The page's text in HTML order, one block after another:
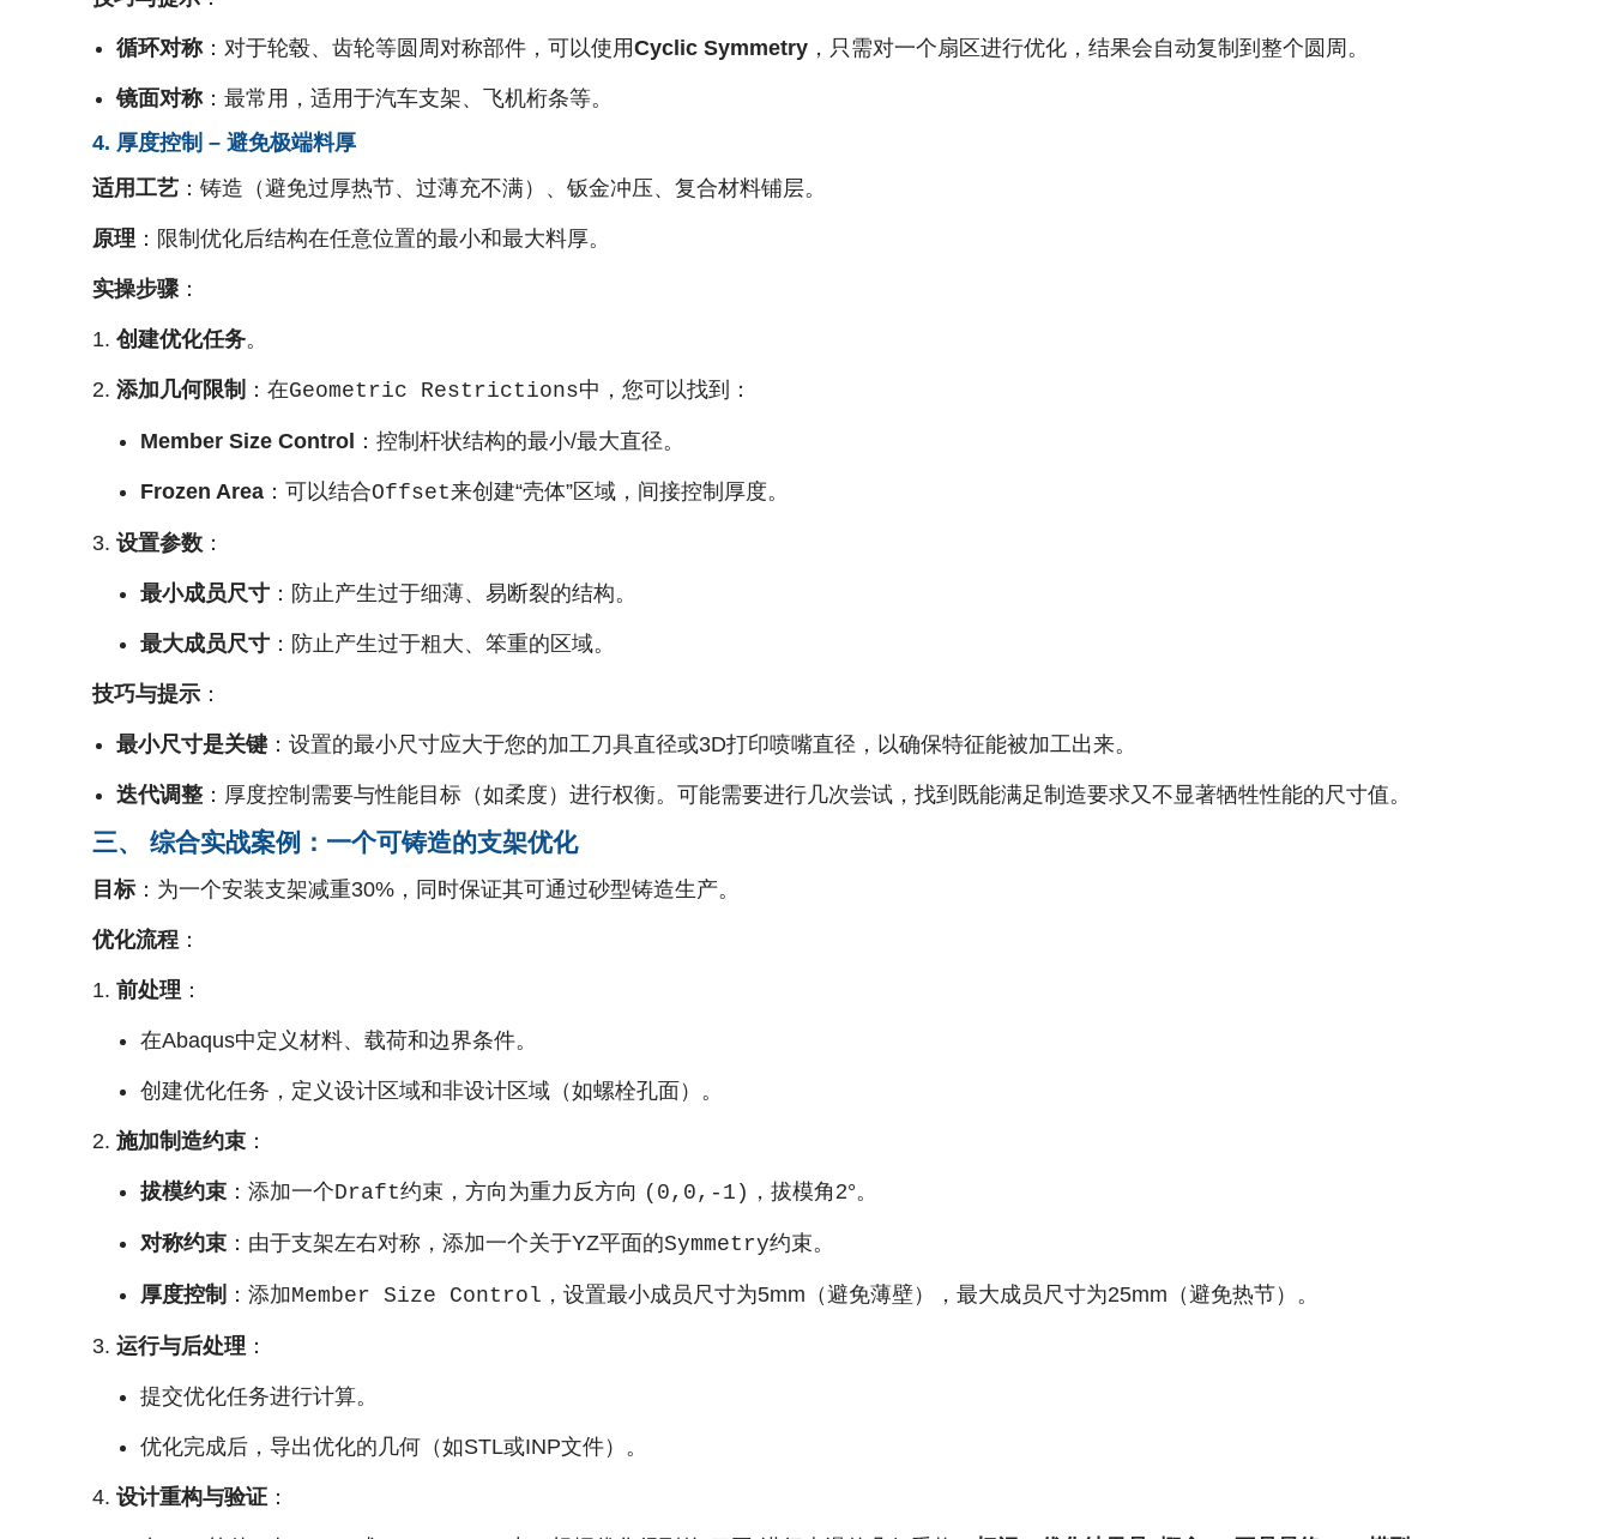
循环对称 ：对于轮毂、齿轮等圆周对称部件，可以使用Cyclic Symmetry ，只需对一个扇区进行优化，结果会自动复制到整个圆周。
镜面对称 ：最常用，适用于汽车支架、飞机桁条等。
4. 厚度控制 – 避免极端料厚
适用工艺 ：铸造（避免过厚热节、过薄充不满）、钣金冲压、复合材料铺层。
原理 ：限制优化后结构在任意位置的最小和最大料厚。
实操步骤：
创建优化任务。
添加几何限制 ：在Geometric Restrictions中，您可以找到：
Member Size Control ：控制杆状结构的最小/最大直径。
Frozen Area ：可以结合Offset来创建“壳体”区域，间接控制厚度。
设置参数 ：
最小成员尺寸 ：防止产生过于细薄、易断裂的结构。
最大成员尺寸 ：防止产生过于粗大、笨重的区域。
技巧与提示 ：
最小尺寸是关键：设置的最小尺寸应大于您的加工刀具直径或3D打印喷嘴直径，以确保特征能被加工出来。
迭代调整 ：厚度控制需要与性能目标（如柔度）进行权衡。可能需要进行几次尝试，找到既能满足制造要求又不显著牺牲性能的尺寸值。
三、 综合实战案例：一个可铸造的支架优化
目标：为一个安装支架减重30%，同时保证其可通过砂型铸造生产。
优化流程 ：
前处理 ：
在Abaqus中定义材料、载荷和边界条件。
创建优化任务，定义设计区域和非设计区域（如螺栓孔面）。
施加制造约束 ：
拔模约束 ：添加一个Draft约束，方向为重力反方向 (0,0,-1) ，拔模角2°。
对称约束 ：由于支架左右对称，添加一个关于YZ平面的Symmetry约束。
厚度控制 ：添加Member Size Control ，设置最小成员尺寸为5mm（避免薄壁），最大成员尺寸为25mm（避免热节）。
运行与后处理 ：
提交优化任务进行计算。
优化完成后，导出优化的几何（如STL或INP文件）。
设计重构与验证 ：